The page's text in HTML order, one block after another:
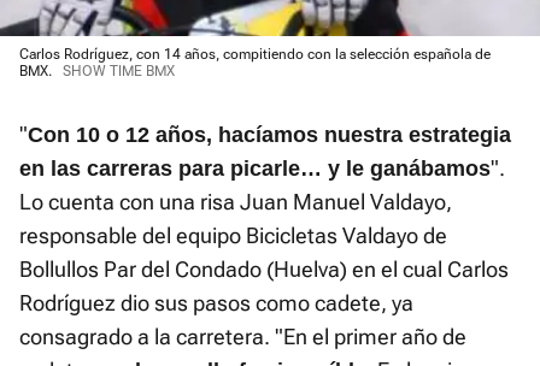
Carlos Rodríguez, con 14 años, compitiendo con la selección española de
BMX.
SHOW TIME BMX
"Con 10 o 12 años, hacíamos nuestra estrategia
en las carreras para picarle… y le ganábamos".
Lo cuenta con una risa Juan Manuel Valdayo,
responsable del equipo Bicicletas Valdayo de
Bollullos Par del Condado (Huelva) en el cual Carlos
Rodríguez dio sus pasos como cadete, ya
consagrado a la carretera. "En el primer año de